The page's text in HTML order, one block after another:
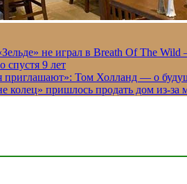
не играл в Breath Of The
спустя 9 лет
приглашают»: Том Холланд — о
пришлось продать дом из-за